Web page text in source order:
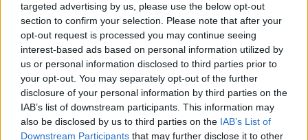
targeted advertising by us, please use the below opt-out
section to confirm your selection. Please note that after your
opt-out request is processed you may continue seeing
interest-based ads based on personal information utilized by
us or personal information disclosed to third parties prior to
your opt-out. You may separately opt-out of the further
disclosure of your personal information by third parties on the
IAB’s list of downstream participants. This information may
also be disclosed by us to third parties on the IAB’s List of
Downstream Participants that may further disclose it to other
Cómo la política internacional de Trump
está cambiando las posturas de sus
seguidores más cercanos
La política exterior de Donald Trump, especialmente en…